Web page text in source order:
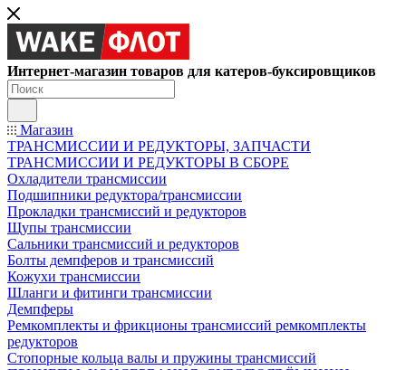
Интернет-магазин товаров для катеров-буксировщиков
Магазин
ТРАНСМИССИИ И РЕДУКТОРЫ, ЗАПЧАСТИ
ТРАНСМИССИИ И РЕДУКТОРЫ В СБОРЕ
Охладители трансмиссии
Подшипники редуктора/трансмиссии
Прокладки трансмиссий и редукторов
Щупы трансмиссии
Сальники трансмиссий и редукторов
Болты демпферов и трансмиссий
Кожухи трансмиссии
Шланги и фитинги трансмиссии
Демпферы
Ремкомплекты и фрикционы трансмиссий ремкомплекты
редукторов
Стопорные кольца валы и пружины трансмиссий